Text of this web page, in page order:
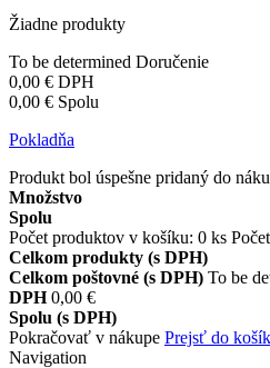
Žiadne produkty
To be determined Doručenie
0,00 € DPH
0,00 € Spolu
Pokladňa
Produkt bol úspešne pridaný do
Množstvo
Spolu
Počet produktov v košíku: 0 ks
Celkom produkty (s DPH)
Celkom poštovné (s DPH) To be
DPH 0,00 €
Spolu (s DPH)
Pokračovať v nákupe Prejsť do
Navigation